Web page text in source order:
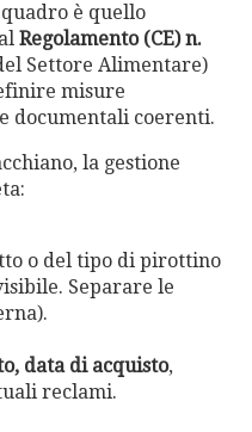
è quello
Regolamento (CE) n.
Settore Alimentare)
misure
documentali coerenti.
la gestione
o del tipo di pirottino
Separare le
data di acquisto,
reclami.